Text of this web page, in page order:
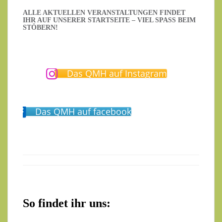
ALLE AKTUELLEN VERANSTALTUNGEN FINDET
IHR AUF UNSERER STARTSEITE – VIEL SPASS BEIM S
TÖBERN!
Das QMH auf Instagram
Das QMH auf facebook
So findet ihr uns: